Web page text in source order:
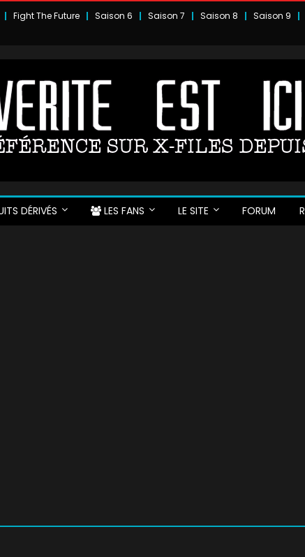
Fight The Future Saison 6 Saison 7 Saison 8 Saison 9
DÉRIVÉS LES FANS LE SITE FORUM